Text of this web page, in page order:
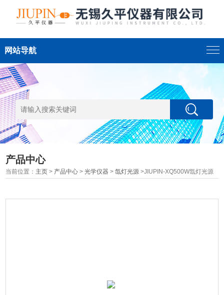
网站导航
产品中心
当前位置： 主页 > 产品中心 >光学仪器 >氙灯光源 >JIUPIN-XQ500W氙灯光源